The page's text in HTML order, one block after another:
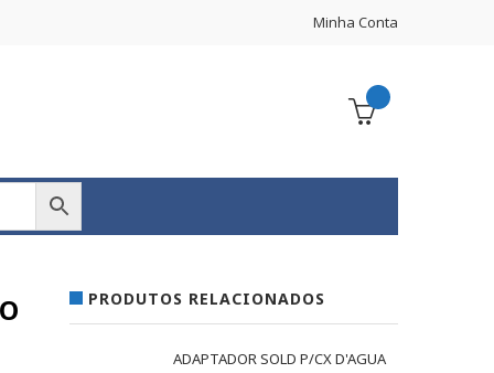
Minha Conta
PRODUTOS RELACIONADOS
ADAPTADOR SOLD P/CX D'AGUA